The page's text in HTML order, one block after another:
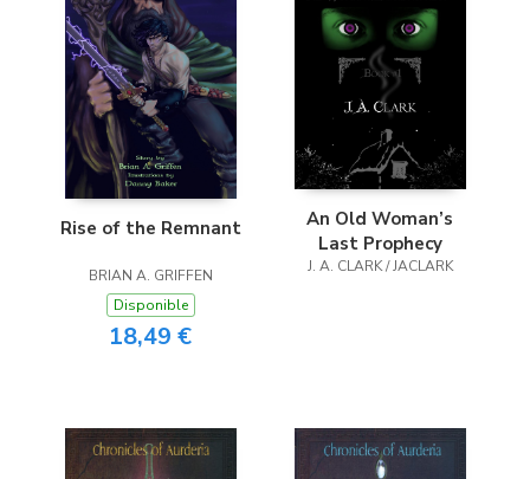
Rise of the Remnant
BRIAN A. GRIFFEN
Disponible
18,49 €
An Old Woman’s
Last Prophecy
J. A. CLARK / JACLARK